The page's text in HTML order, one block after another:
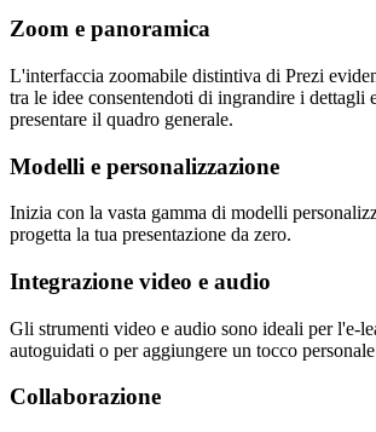
Zoom e panoramica
L'interfaccia zoomabile distintiva di Prezi
tra le idee consentendoti di ingrandire i dettagli
presentare il quadro generale.
Modelli e personalizzazione
Inizia con la vasta gamma di modelli
progetta la tua presentazione da zero.
Integrazione video e audio
Gli strumenti video e audio sono ideali per l'e-
autoguidati o per aggiungere un tocco
Collaborazione